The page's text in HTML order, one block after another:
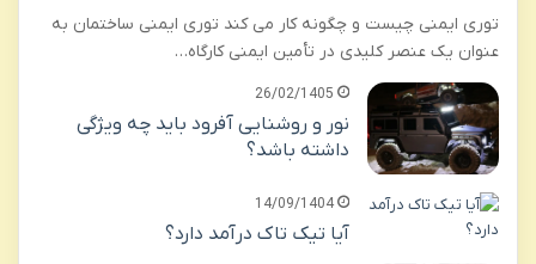
توری ایمنی چیست و چگونه کار می کند توری ایمنی ساختمان به
عنوان یک عنصر کلیدی در تأمین ایمنی کارگاه…
26/02/1405
نور و روشنایی آفرود باید چه ویژگی
داشته باشد؟
14/09/1404
آیا تیک تاک درآمد دارد؟